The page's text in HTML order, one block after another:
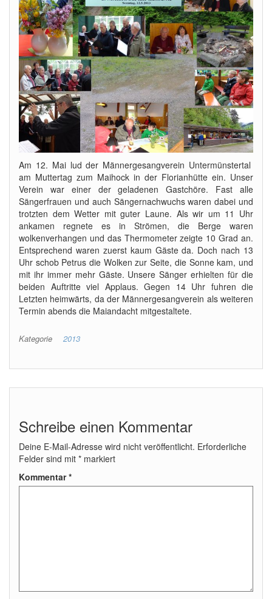
Am 12. Mai lud der Männergesangverein Untermünstertal
am Muttertag zum Maihock in der Florianhütte ein. Unser
Verein war einer der geladenen Gastchöre. Fast alle
Sängerfrauen und auch Sängernachwuchs waren dabei und
trotzten dem Wetter mit guter Laune. Als wir um 11 Uhr
ankamen regnete es in Strömen, die Berge waren
wolkenverhangen und das Thermometer zeigte 10 Grad an.
Entsprechend waren zuerst kaum Gäste da. Doch nach 13
Uhr schob Petrus die Wolken zur Seite, die Sonne kam, und
mit ihr immer mehr Gäste. Unsere Sänger erhielten für die
beiden Auftritte viel Applaus. Gegen 14 Uhr fuhren die
Letzten heimwärts, da der Männergesangverein als weiteren
Termin abends die Maiandacht mitgestaltete.
Kategorie 2013
Schreibe einen Kommentar
Deine E-Mail-Adresse wird nicht veröffentlicht. Erforderliche
Felder sind mit * markiert
Kommentar*